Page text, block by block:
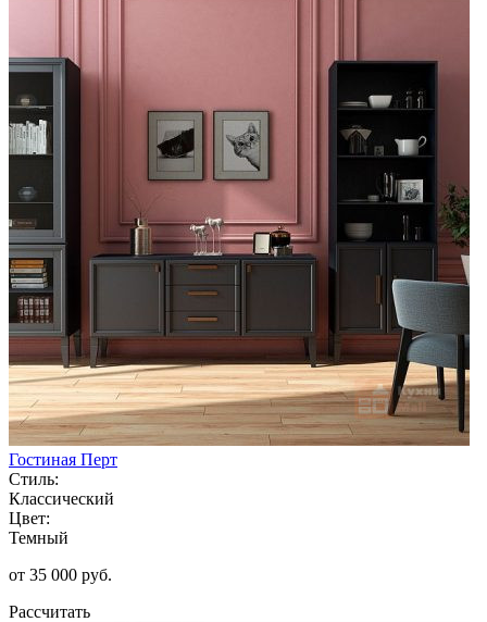
Гостиная Перт
Стиль:
Классический
Цвет:
Темный
от 35 000 руб.
Рассчитать